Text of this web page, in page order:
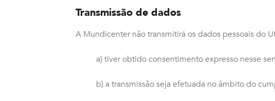
Transmissão de dados
A Mundicenter não transmitirá os dados pessoais do
a) tiver obtido consentimento expresso nesse
b) a transmissão seja efetuada no âmbito do